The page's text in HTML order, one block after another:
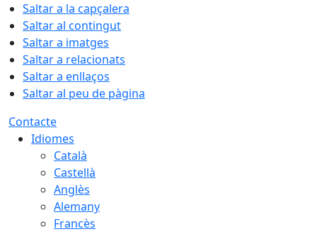
Saltar a la capçalera
Saltar al contingut
Saltar a imatges
Saltar a relacionats
Saltar a enllaços
Saltar al peu de pàgina
Contacte
Idiomes
Català
Castellà
Anglès
Alemany
Francès